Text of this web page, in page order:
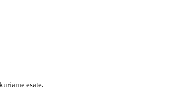
esate.